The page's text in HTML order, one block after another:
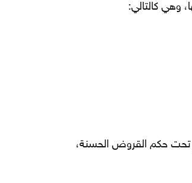
وهي كالتالي:
تحت حكم القروض الحسنة،